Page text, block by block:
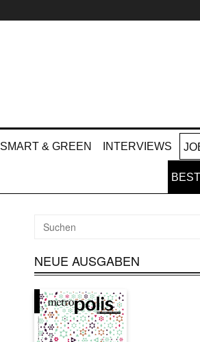
SMART & GREEN INTERVIEWS
NEUE AUSGABEN